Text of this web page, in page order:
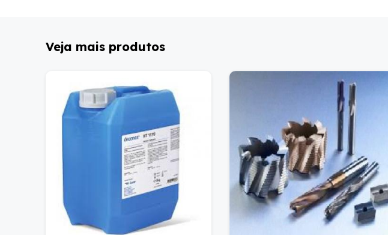
Veja mais produtos